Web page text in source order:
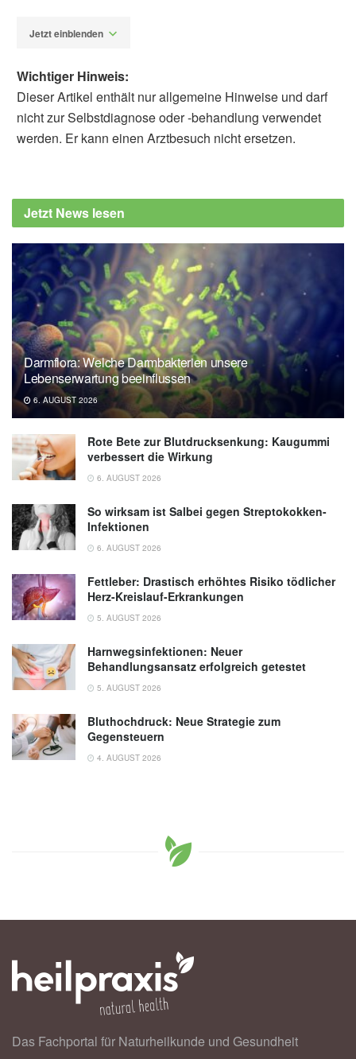
Jetzt einblenden
health diet and mediterranean diet
associated with similar survival and
04.04.2025), European Society of Cardiology
Wichtiger Hinweis:
Dieser Artikel enthält nur allgemeine Hinweise und darf
nicht zur Selbstdiagnose oder -behandlung verwendet
werden. Er kann einen Arztbesuch nicht ersetzen.
Jetzt News lesen
Darmflora: Welche Darmbakterien unsere
Lebenserwartung beeinflussen
6. AUGUST 2026
Rote Bete zur Blutdrucksenkung: Kaugummi
verbessert die Wirkung
6. AUGUST 2026
So wirksam ist Salbei gegen Streptokokken-
Infektionen
6. AUGUST 2026
Fettleber: Drastisch erhöhtes Risiko tödlicher
Herz-Kreislauf-Erkrankungen
5. AUGUST 2026
Harnwegsinfektionen: Neuer
Behandlungsansatz erfolgreich getestet
5. AUGUST 2026
Bluthochdruck: Neue Strategie zum
Gegensteuern
4. AUGUST 2026
Das Fachportal für Naturheilkunde und Gesundheit